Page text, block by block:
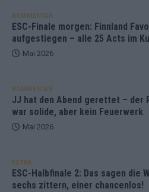
KOMMENTAR
ESC-Finale morgen: Finnland
aufgestiegen – alle 25 Acts im
Mai 2026
KOMMENTAR
JJ hat den Abend gerettet – der
war solide, aber kein Feuerwerk
Mai 2026
EXTRA
ESC-Halbfinale 2: Das sagen die
sechs zittern, einer chancenlos!